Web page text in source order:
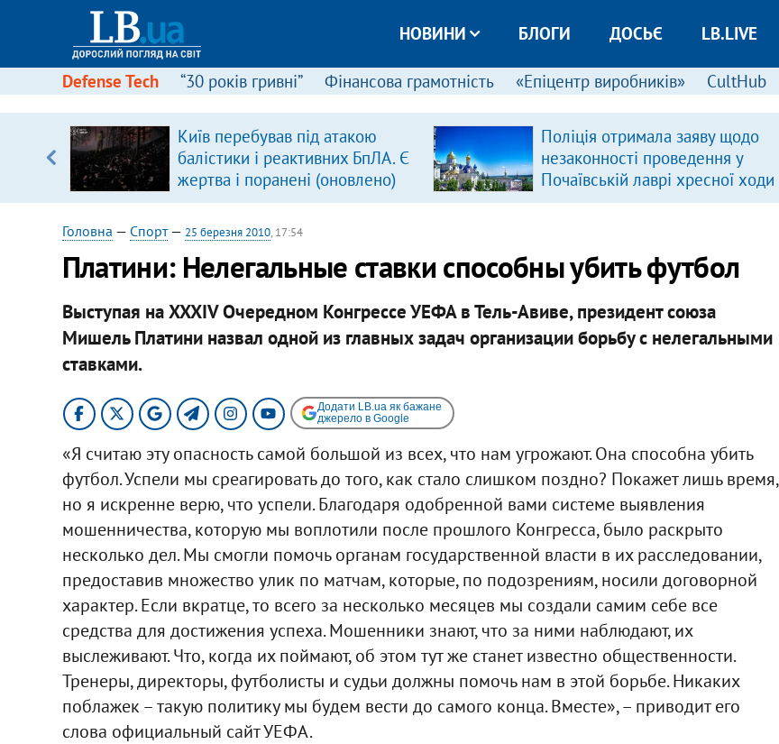
НОВИНИ БЛОГИ ДОСЬЄ LB.LIVE
Defense Tech “30 років гривні” Фінансова грамотність «Епіцентр виробників» CultHub
Київ перебував під атакою
балістики і реактивних БпЛА. Є
жертва і поранені (оновлено)
Поліція отримала заяву щодо
незаконності проведення у
Почаївській лаврі хресної ходи
Головна — Спорт— 25 березня 2010, 17:54
Платини: Нелегальные ставки способны убить футбол
Выступая на XXXIV Очередном Конгрессе УЕФА в Тель-Авиве, президент союза
Мишель Платини назвал одной из главных задач организации борьбу с нелегальными
ставками.
Додати LB.ua як бажане
джерело в Google
«Я считаю эту опасность самой большой из всех, что нам угрожают. Она способна убить
футбол. Успели мы среагировать до того, как стало слишком поздно? Покажет лишь время,
но я искренне верю, что успели. Благодаря одобренной вами системе выявления
мошенничества, которую мы воплотили после прошлого Конгресса, было раскрыто
несколько дел. Мы смогли помочь органам государственной власти в их расследовании,
предоставив множество улик по матчам, которые, по подозрениям, носили договорной
характер. Если вкратце, то всего за несколько месяцев мы создали самим себе все
средства для достижения успеха. Мошенники знают, что за ними наблюдают, их
выслеживают. Что, когда их поймают, об этом тут же станет известно общественности.
Тренеры, директоры, футболисты и судьи должны помочь нам в этой борьбе. Никаких
поблажек – такую политику мы будем вести до самого конца. Вместе», – приводит его
слова официальный сайт УЕФА.